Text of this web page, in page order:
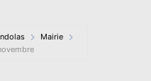
Mairie